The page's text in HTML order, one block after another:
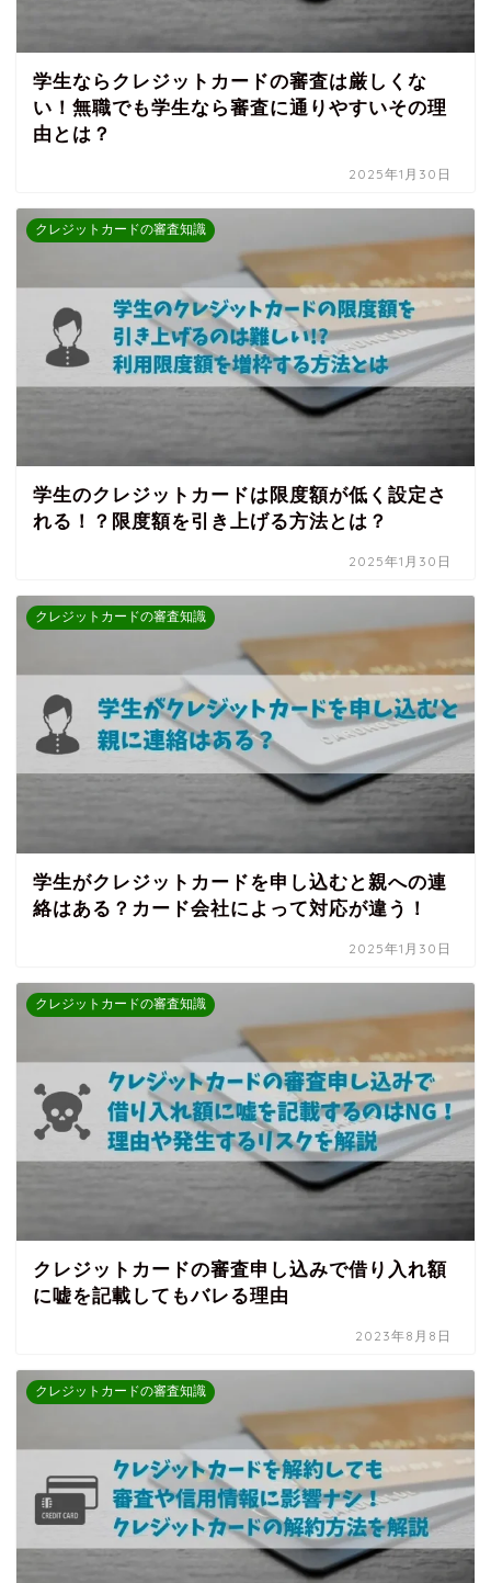
学生ならクレジットカードの審査は厳しくな
い！無職でも学生なら審査に通りやすいその理
由とは？
2025年1月30日
クレジットカードの審査知識
学生のクレジットカードは限度額が低く設定さ
れる！？限度額を引き上げる方法とは？
2025年1月30日
クレジットカードの審査知識
学生がクレジットカードを申し込むと親への連
絡はある？カード会社によって対応が違う！
2025年1月30日
クレジットカードの審査知識
クレジットカードの審査申し込みで借り入れ額
に嘘を記載してもバレる理由
2023年8月8日
クレジットカードの審査知識